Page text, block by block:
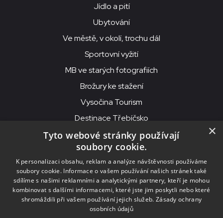
Jídlo a pití
Ubytování
Ve městě, v okolí, trochu dál
Sportovní vyžití
MB ve starých fotografiích
Brožury ke stažení
Vysočina Tourism
Destinace Třebíčsko
© 2026MKS Beseda Mor. Budějovice
MKS Beseda, příspěvková organizace, Purcnerova 62, 676 02
Moravské Budějovice
IČO: 00091758, DIČ: CZ00091758, ID datové schránky: chjn2kd
×
Tyto webové stránky používají
soubory cookie.
K personalizaci obsahu, reklam a analýze návštěvnosti používáme
soubory cookie. Informace o vašem používání našich stránek také
sdílíme s našimi reklamními a analytickými partnery, kteří je mohou
kombinovat s dalšími informacemi, které jste jim poskytli nebo které
shromáždili při vašem používání jejich služeb. Zásady ochrany
osobních údajů